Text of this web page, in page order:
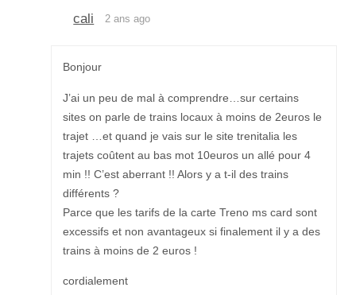
cali 2 ans ago
Bonjour
J’ai un peu de mal à comprendre…sur certains
sites on parle de trains locaux à moins de 2euros le
trajet …et quand je vais sur le site trenitalia les
trajets coûtent au bas mot 10euros un allé pour 4
min !! C’est aberrant !! Alors y a t-il des trains
différents ?
Parce que les tarifs de la carte Treno ms card sont
excessifs et non avantageux si finalement il y a des
trains à moins de 2 euros !
cordialement